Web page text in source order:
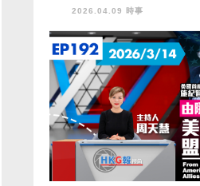
2026.04.09 時事